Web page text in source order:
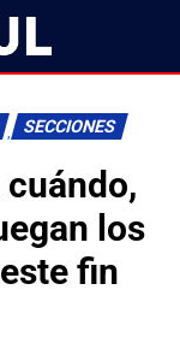
SECCIONES
cuándo,
los
fin